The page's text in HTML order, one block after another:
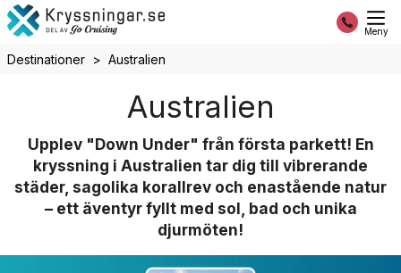
Meny
Destinationer Australien
Australien
Upplev "Down Under" från första parkett! En
kryssning i Australien tar dig till vibrerande
städer, sagolika korallrev och enastående natur
– ett äventyr fyllt med sol, bad och unika
djurmöten!